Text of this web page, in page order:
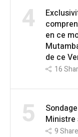
4
en ce
de ce
16
5
Ministre
9